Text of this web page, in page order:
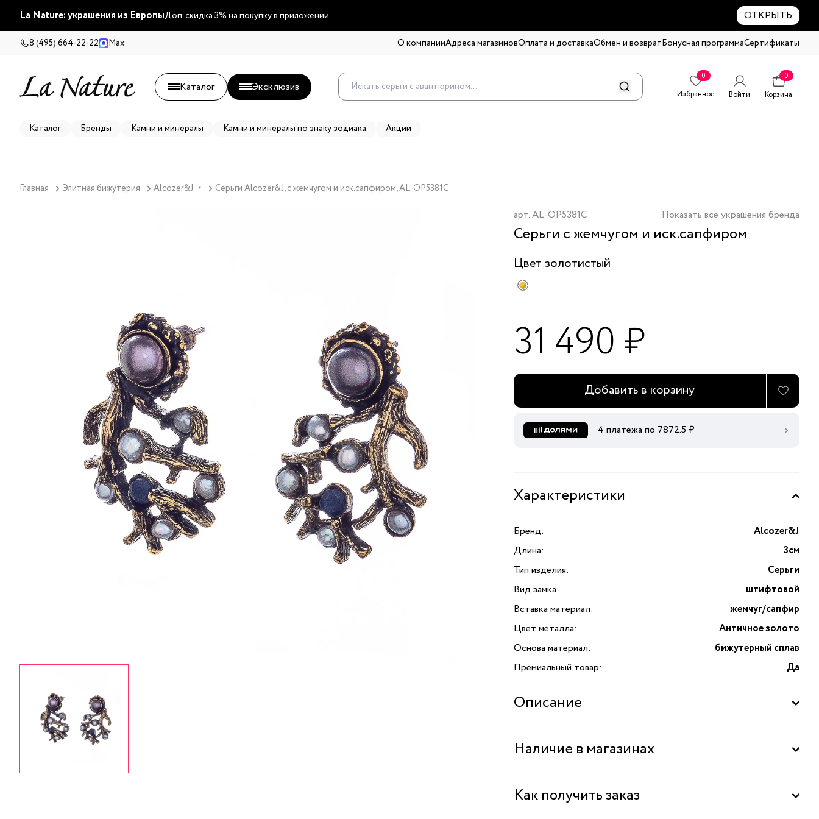
La Nature: украшения из ЕвропыДоп. скидка 3% на покупку в приложении ОТКРЫТЬ
8 (495) 664-22-22 Max О компанииАдреса магазиновОплата и доставкаОбмен и возвратБонусная программаСертификаты
Каталог Эксклюзив
0
Избранное
Войти
0
Корзина
Каталог Бренды Камни и минералы Камни и минералы по знаку зодиака Акции
Главная Элитная бижутерия Alcozer&J ▼ Серьги Alcozer&J, с жемчугом и иск.сапфиром, AL-OP5381C
арт.AL-OP5381C Показать все украшения бренда
Серьги с жемчугом и иск.сапфиром
Цвет золотистый
31 490 ₽
Добавить в корзину
4 платежа по 7872.5 ₽
Характеристики
Бренд:
Alcozer&J
Длина:
3см
Тип изделия:
Серьги
Вид замка:
штифтовой
Вставка материал:
жемчуг/сапфир
Цвет металла:
Античное золото
Основа материал:
бижутерный сплав
Премиальный товар:
Да
Описание
жемчуга
Наличие в магазинах
Бутик "La Nature" в ТРК "Щука", Москва
Как получить заказ